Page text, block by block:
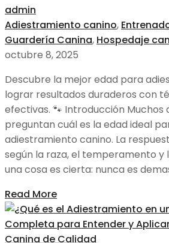
admin
Adiestramiento canino,
Guardería Canina, Hospedaje
octubre 8, 2025
Descubre la mejor edad para
lograr resultados duraderos con
efectivas. 🐾 Introducción Muchos
preguntan cuál es la edad ideal
adiestramiento canino. La
según la raza, el temperamento y
una cosa es cierta: nunca es
Read More